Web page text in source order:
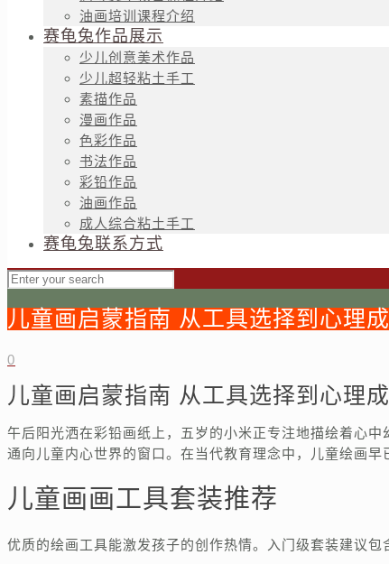
油画培训课程介绍
赛龟兔作品展示
少儿创意美术作品
少儿超轻粘土手工
素描作品
漫画作品
色彩作品
书法作品
彩铅作品
油画作品
成人综合粘土手工
赛龟兔联系方式
儿童画启蒙指南 从工具选择到心理
0
儿童画启蒙指南 从工具选择到心理
午后阳光洒在彩铅画纸上，五岁的小米正专注地描绘着心
通向儿童内心世界的窗口。在当代教育理念中，儿童绘画
儿童画画工具套装推荐
优质的绘画工具能激发孩子的创作热情。入门级套装建议包